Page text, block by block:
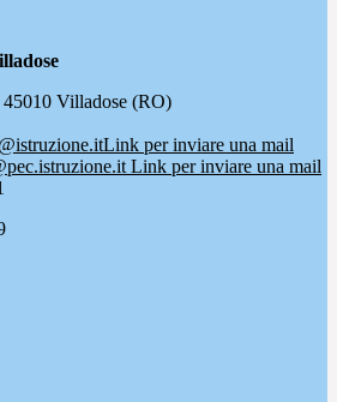
45010 Villadose (RO)
Link per inviare una mail
Link per inviare una mail